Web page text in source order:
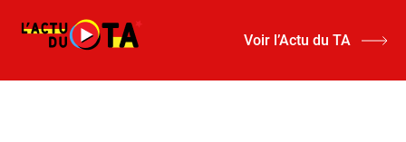
Voir l’Actu du TA